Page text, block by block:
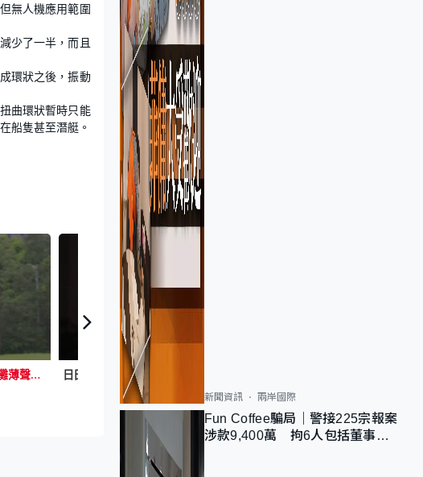
無人機應用範圍
少了一半，而且
環狀之後，振動
曲環狀暫時只能
船隻甚至潛艇。
麻省理工研靜音螺旋槳 環狀扇葉攤薄聲波兼加強推力 擬用於無人機及潛艇 日日有頭條：04年麗閣邨居民受烏鴉滋擾
新聞資訊 兩岸國際
Fun Coffee騙局｜警接225宗報案
涉款9,400萬 拘6人包括董事股